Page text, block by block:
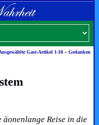
Gast-Artikel 1-10 »Gedanken
äonenlange Reise in die